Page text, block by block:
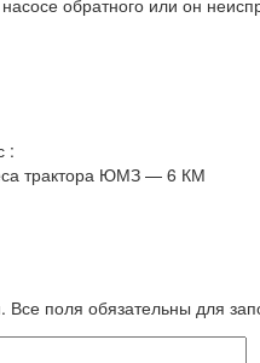
обратного или он
:
трактора ЮМЗ — 6 КМ
Все поля обязательны для